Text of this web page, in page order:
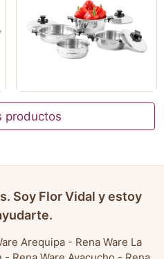
productos
Soy Flor Vidal y estoy
Arequipa- Rena Ware La